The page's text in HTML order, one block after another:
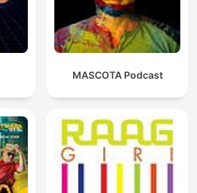
MASCOTA Podcast